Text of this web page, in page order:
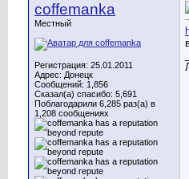
coffemanka
Местный
Регистрация: 25.01.2011
Адрес: Донецк
Сообщений: 1,856
Сказал(а) спасибо: 5,691
Поблагодарили 6,285 раз(а) в
1,208 сообщениях